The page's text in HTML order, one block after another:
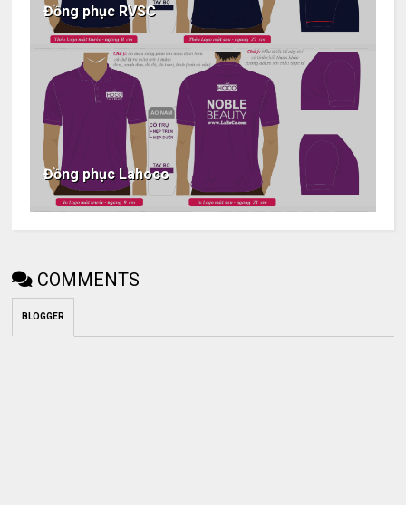
Đồng phục RVSC
Đồng phục Lahoco
COMMENTS
BLOGGER